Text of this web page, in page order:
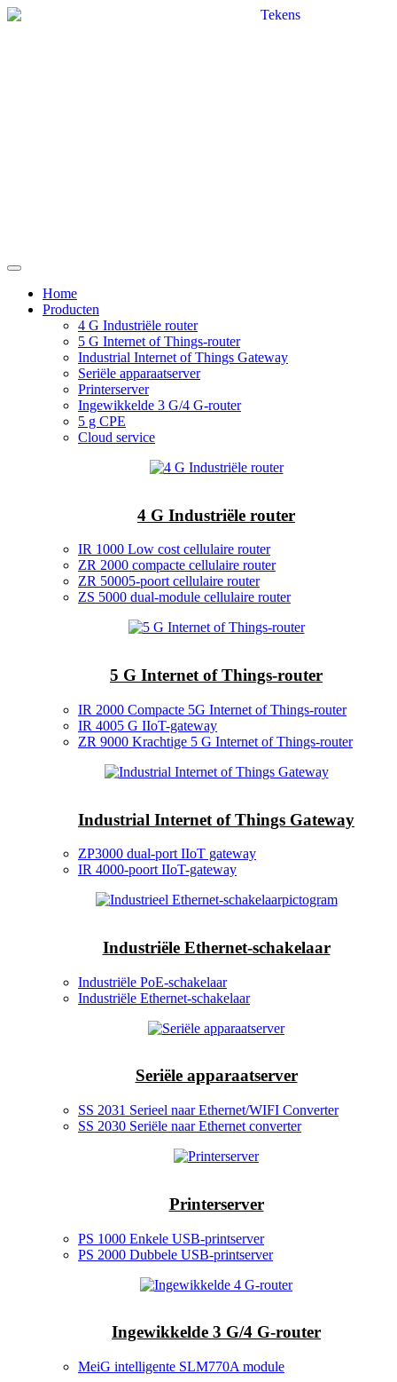
Home
Producten
4 G Industriële router
5 G Internet of Things-router
Industrial Internet of Things Gateway
Seriële apparaatserver
Printerserver
Ingewikkelde 3 G/4 G-router
5 g CPE
Cloud service
4 G Industriële router
IR 1000 Low cost cellulaire router
ZR 2000 compacte cellulaire router
ZR 50005-poort cellulaire router
ZS 5000 dual-module cellulaire router
5 G Internet of Things-router
IR 2000 Compacte 5G Internet of Things-router
IR 4005 G IIoT-gateway
ZR 9000 Krachtige 5 G Internet of Things-router
Industrial Internet of Things Gateway
ZP3000 dual-port IIoT gateway
IR 4000-poort IIoT-gateway
Industriële Ethernet-schakelaar
Industriële PoE-schakelaar
Industriële Ethernet-schakelaar
Seriële apparaatserver
SS 2031 Serieel naar Ethernet/WIFI Converter
SS 2030 Seriële naar Ethernet converter
Printerserver
PS 1000 Enkele USB-printserver
PS 2000 Dubbele USB-printserver
Ingewikkelde 3 G/4 G-router
MeiG intelligente SLM770A module